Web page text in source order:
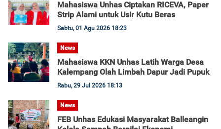
Mahasiswa Unhas Ciptakan RICEVA, Paper
Strip Alami untuk Usir Kutu Beras
Sabtu, 01 Agu 2026 18:23
News
Mahasiswa KKN Unhas Latih Warga Desa
Kalempang Olah Limbah Dapur Jadi Pupuk
Rabu, 29 Jul 2026 18:13
News
FEB Unhas Edukasi Masyarakat Balleangin